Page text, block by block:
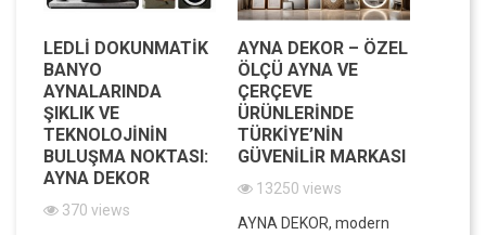
LEDLI DOKUNMATIK
BANYO
AYNALARINDA
ŞIKLIK VE
TEKNOLOJININ
BULUŞMA NOKTASI:
AYNA DEKOR
370 views
AYNA DEKOR – ÖZEL
ÖLÇÜ AYNA VE
ÇERÇEVE
ÜRÜNLERINDE
TÜRKIYE’NIN
GÜVENILIR MARKASI
13250 views
AYNA DEKOR, modern